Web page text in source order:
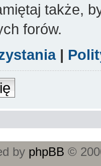
także,
forów.
|
by phpBB ©